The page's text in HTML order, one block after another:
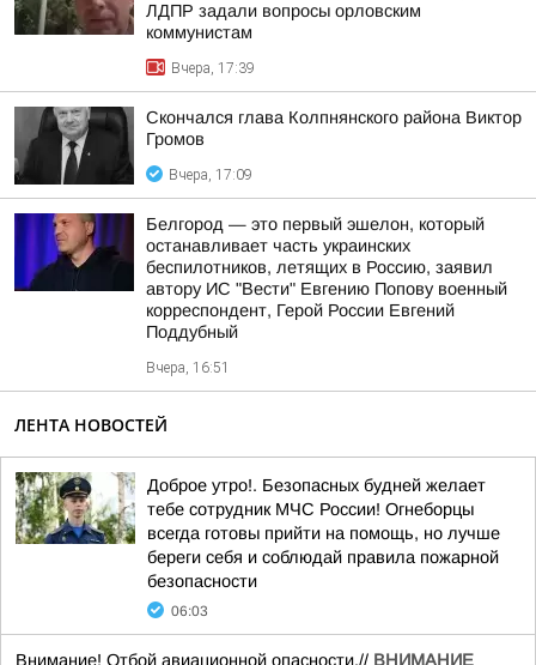
ЛДПР задали вопросы орловским
коммунистам
Вчера, 17:39
Скончался глава Колпнянского района Виктор
Громов
Вчера, 17:09
Белгород — это первый эшелон, который
останавливает часть украинских
беспилотников, летящих в Россию, заявил
автору ИС "Вести" Евгению Попову военный
корреспондент, Герой России Евгений
Поддубный
Вчера, 16:51
ЛЕНТА НОВОСТЕЙ
Доброе утро!. Безопасных будней желает
тебе сотрудник МЧС России! Огнеборцы
всегда готовы прийти на помощь, но лучше
береги себя и соблюдай правила пожарной
безопасности
06:03
Внимание! Отбой авиационной опасности.// ВНИМАНИЕ